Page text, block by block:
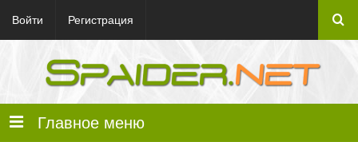
Войти Регистрация
Главное меню